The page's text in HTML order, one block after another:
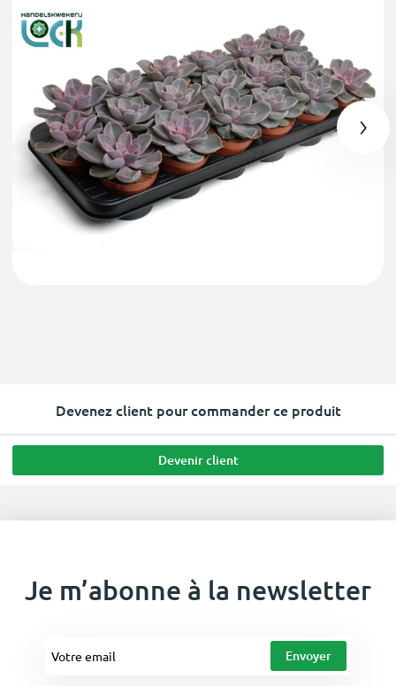
Devenez client pour commander ce produit
Devenir client
Je m’abonne à la newsletter